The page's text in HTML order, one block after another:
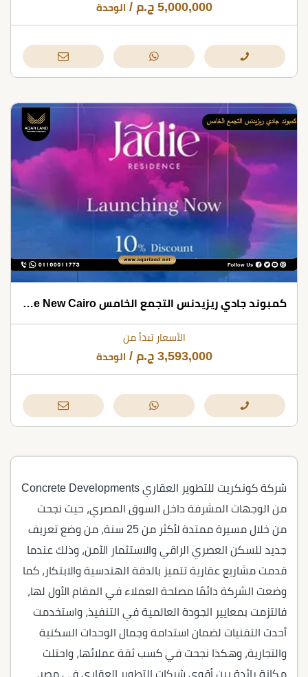
5,000,000 ج.م / الوحدة
كمبوند جادي ريزيدنس التجمع الخامس Jadie Residence New Cairo
الأسعار تبدأ من
3,593,000 ج.م / الوحدة
شركة كونكريت للتطوير العقاري Concrete Developments
من الوجهات المشرفة داخل السوق المصري، حيث نجحت
من خلال مسيرة ممتدة لأكثر من 25 سنة، من وضع تعريف
جديد للسكن العصري الراقي والاستثمار الآمن، وذلك عندما
قدمت مشاريع عقارية تتميز بالدقة الهندسية والابتكار، كما
وضعت الشركة دائمًا مصلحة العملاء في المقام الأول لها،
فالتزمت بمعايير الجودة العالمية في التنفيذ، واستخدمت
أحدث التقنيات لضمان استدامة وجمال الوحدات السكنية
والتجارية، وهكذا نجحت في كسب ثقة عملائها، واحتلت
مكانة رائدة بين أقوى شركات التطوير العقاري في مصر،